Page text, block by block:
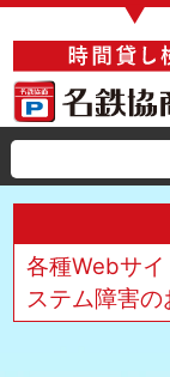
▼
各種Webサ
ステム障害の